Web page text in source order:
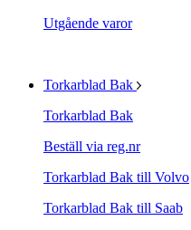
Utgående varor
Torkarblad Bak
Torkarblad Bak
Beställ via reg.nr
Torkarblad Bak till Volvo
Torkarblad Bak till Saab